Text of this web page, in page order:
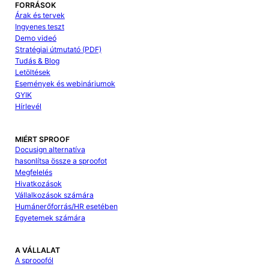
FORRÁSOK
Árak és tervek
Ingyenes teszt
Demo videó
Stratégiai útmutató (PDF)
Tudás & Blog
Letöltések
Események és webináriumok
GYIK
Hírlevél
MIÉRT SPROOF
Docusign alternatíva
hasonlítsa össze a sproofot
Megfelelés
Hivatkozások
Vállalkozások számára
Humánerőforrás/HR esetében
Egyetemek számára
A VÁLLALAT
A sprooofól